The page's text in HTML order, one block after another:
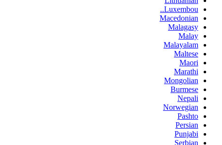
Luxembou..
Macedonian
Malagasy
Malay
Malayalam
Maltese
Maori
Marathi
Mongolian
Burmese
Nepali
Norwegian
Pashto
Persian
Punjabi
Serbian